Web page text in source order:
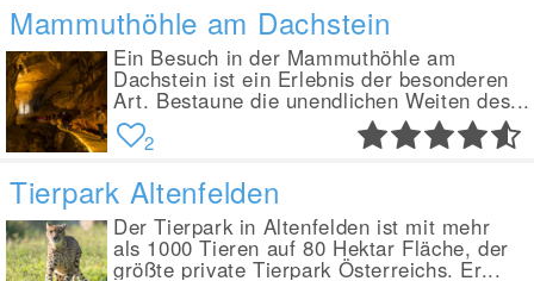
Mammuthöhle am Dachstein
Ein Besuch in der Mammuthöhle am
Dachstein ist ein Erlebnis der besonderen
Art. Bestaune die unendlichen Weiten des...
2
Tierpark Altenfelden
Der Tierpark in Altenfelden ist mit mehr
als 1000 Tieren auf 80 Hektar Fläche, der
größte private Tierpark Österreichs. Er...